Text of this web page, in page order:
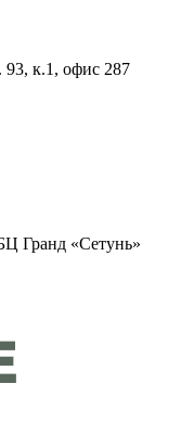
93, к.1, офис 287
Гранд «Сетунь»